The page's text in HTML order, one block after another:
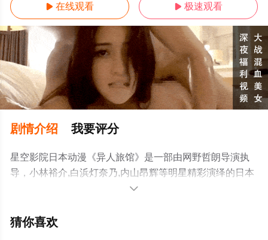
 在线观看  极速观看
剧情介绍 我要评分
星空影院日本动漫《异人旅馆》是一部由网野哲朗导演执
导，小林裕介,白浜灯奈乃,内山昂辉等明星精彩演绎的日本
动漫，手机免费观看高清未删减完整版动漫全集就上星空
网等平台了解。

猜你喜欢